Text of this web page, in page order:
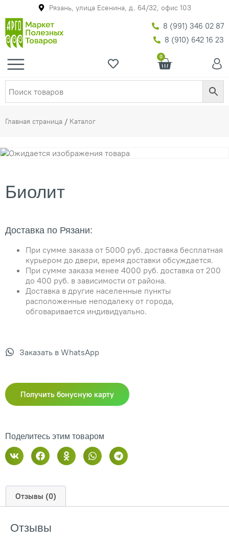
Рязань, улица Есенина, д. 64/32, офис 103
8 (991) 346 02 87
8 (910) 642 16 23
0
Главная страница / Каталог
Биолит
Доставка по Рязани:
При сумме заказа от 5000 руб. доставка бесплатная
курьером до двери, время доставки обсуждается.
При сумме заказа менее 4000 руб. доставка от 200
до 400 руб. в зависимости от района.
Доставка в другие населенные пункты
расположенные неподалеку от города,
обговаривается индивидуально.
Заказать в WhatsApp
Получить бонусную карту
Поделитесь этим товаром
Отзывы (0)
Отзывы